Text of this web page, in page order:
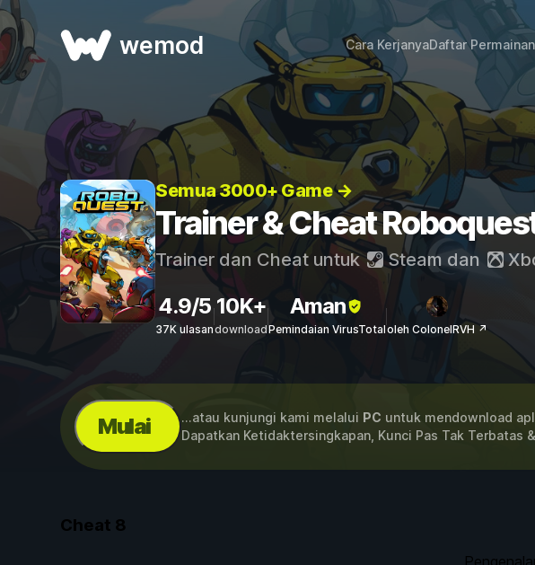
wemod Cara KerjanyaDaftar Permainan
Semua 3000+ Game →
Trainer & Cheat
Trainer dan Cheat untuk Steam dan
4.9/5
37K ulasan
10K+
download
Aman
Pemindaian VirusTotaloleh ColonelRVH ↗
Mulai ...atau kunjungi kami melalui PC untuk mendownload
Dapatkan Ketidaktersingkapan, Kunci Pas Tak Terbatas &
Cheat 8